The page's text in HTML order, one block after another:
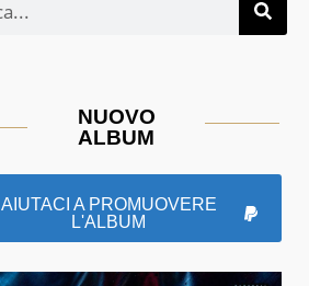
NUOVO
ALBUM
AIUTACI A PROMUOVERE
L'ALBUM